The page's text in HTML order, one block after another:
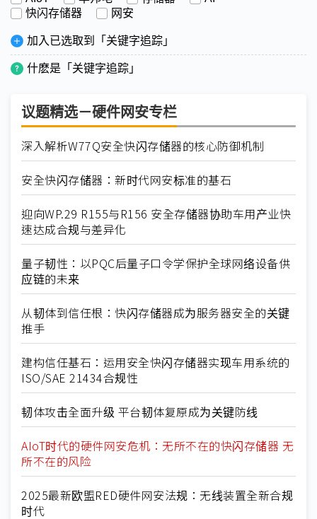
快闪存储器
网安
加入已选取到「关键字追踪」
什麽是「关键字追踪」
议题精选－硬件网安专栏
深入解析W77Q安全快闪存储器的核心防御机制
安全快闪存储器：新时代网安标准的基石
迎向WP.29 R155与R156 安全存储器协助车用产业快
速达成合规与差异化
量子韧性：以PQC后量子口令学保护全球网络设备供
应链的未来
从韧体到信任根：快闪存储器成为服务器安全的关键
推手
建构信任基石：运用安全快闪存储器实现车用系统的
ISO/SAE 21434合规性
韧体攻击全面升级 平台韧体复原成为关键防线
AIoT时代的硬件网安危机：无所不在的快闪存储器 无
所不在的风险
2025最新欧盟RED硬件网安法规：无线装置全新合规
时代